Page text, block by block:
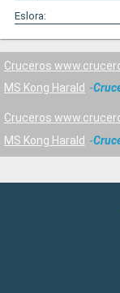
Eslora:
Cruceros
MS Kong Harald
Cruceros
MS Kong Harald